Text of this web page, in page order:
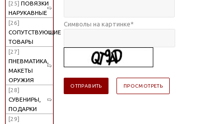
[25] ПОВЯЗКИ
НАРУКАВНЫЕ
[26]
СОПУТСТВУЮЩИЕ
ТОВАРЫ
[27]
ПНЕВМАТИКА,
МАКЕТЫ
ОРУЖИЯ
[28]
СУВЕНИРЫ,
ПОДАРКИ
[29]
Символы на картинке*